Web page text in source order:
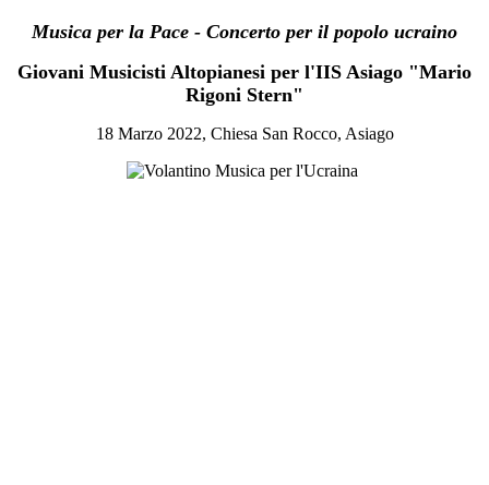
Musica per la Pace - Concerto per il popolo ucraino
Giovani Musicisti Altopianesi per l'IIS Asiago "Mario
Rigoni Stern"
18 Marzo 2022, Chiesa San Rocco, Asiago